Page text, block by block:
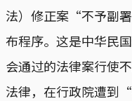
法）修正案“不予副
布程序。这是中华民
会通过的法律案行使
法律，在行政院遭到